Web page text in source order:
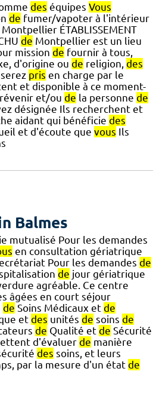
des équipes Vous
de fumer/vapoter à l'intérieur
Montpellier ÉTABLISSEMENT
de Montpellier est un lieu
mission de fournir à tous,
d'origine ou de religion, des
serez pris en charge par le
et disponible à ce moment-
et/ou de la personne de
désignée Ils recherchent et
aidant qui bénéficie des
et d'écoute que vous Ils
Balmes
mutualisé Pour les demandes
en consultation gériatrique
Pour les demandes de
de jour gériatrique
agréable. Ce centre
âgées en court séjour
de Soins Médicaux et de
et des unités de soins de
de Qualité et de Sécurité
d'évaluer de manière
des soins, et leurs
par la mesure d'un état de